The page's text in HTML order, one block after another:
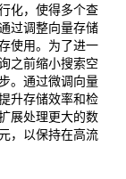
化，使得多个查
过调整向量存储
使用。为了进一
之前缩小搜索空
。通过微调向量
升存储效率和检
展处理更大的数
，以保持在高流